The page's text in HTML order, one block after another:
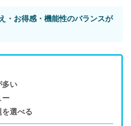
・お得感・機能性のバランスが
い
ー
選べる